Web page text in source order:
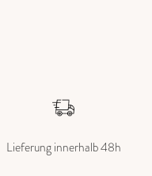
Lieferung innerhalb 48h